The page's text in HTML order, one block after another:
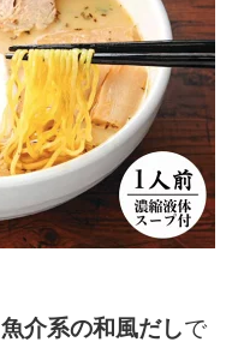
魚介系の和風だしで